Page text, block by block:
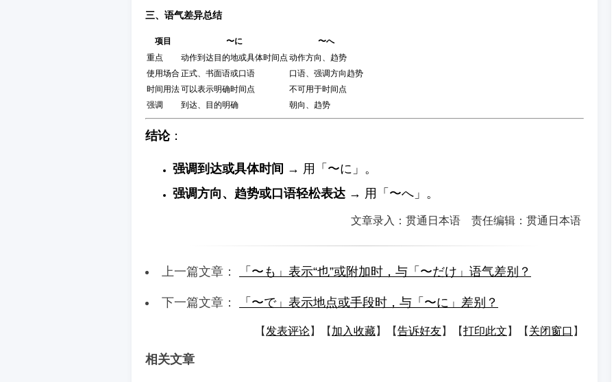
三、语气差异总结
项目 〜に
〜へ
重点
动作到达目的地或具体时间点 动作方向、趋势
使用场合正式、书面语或口语
口语、强调方向趋势
时间用法可以表示明确时间点
不可用于时间点
强调
到达、目的明确 朝向、趋势
结论：
强调到达或具体时间 → 用「〜に」。
强调方向、趋势或口语轻松表达 → 用「〜へ」。
文章录入：贯通日本语 责任编辑：贯通日本语
上一篇文章： 「〜も」表示“也”或附加时，与「〜だけ」语气差别？
下一篇文章： 「〜で」表示地点或手段时，与「〜に」差别？
【 发表评论】【 加入收藏】【告诉好友】【打印此文 】【 关闭窗口 】
相关文章